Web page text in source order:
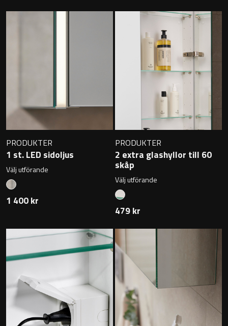
PRODUKTER
1 st. LED sidoljus
Välj utförande
1 400 kr
PRODUKTER
2 extra glashyllor till 60
skåp
Välj utförande
479 kr